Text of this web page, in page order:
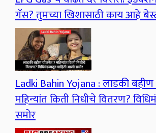
गॅस? तुमच्या खिशासाठी काय आहे
Ladki Bahin Yojana : लाडकी
महिन्यांत किती निधीचे वितरण?
समोर